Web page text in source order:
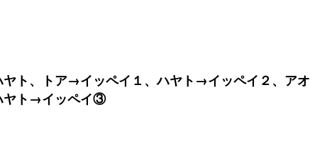
、トア→イッペイ１、ハヤト→イッペイ２、アオ
ヤト→イッペイ③